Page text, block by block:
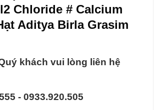
Chloride # Calcium
Aditya Birla Grasim
khách vui lòng liên hệ
- 0933.920.505